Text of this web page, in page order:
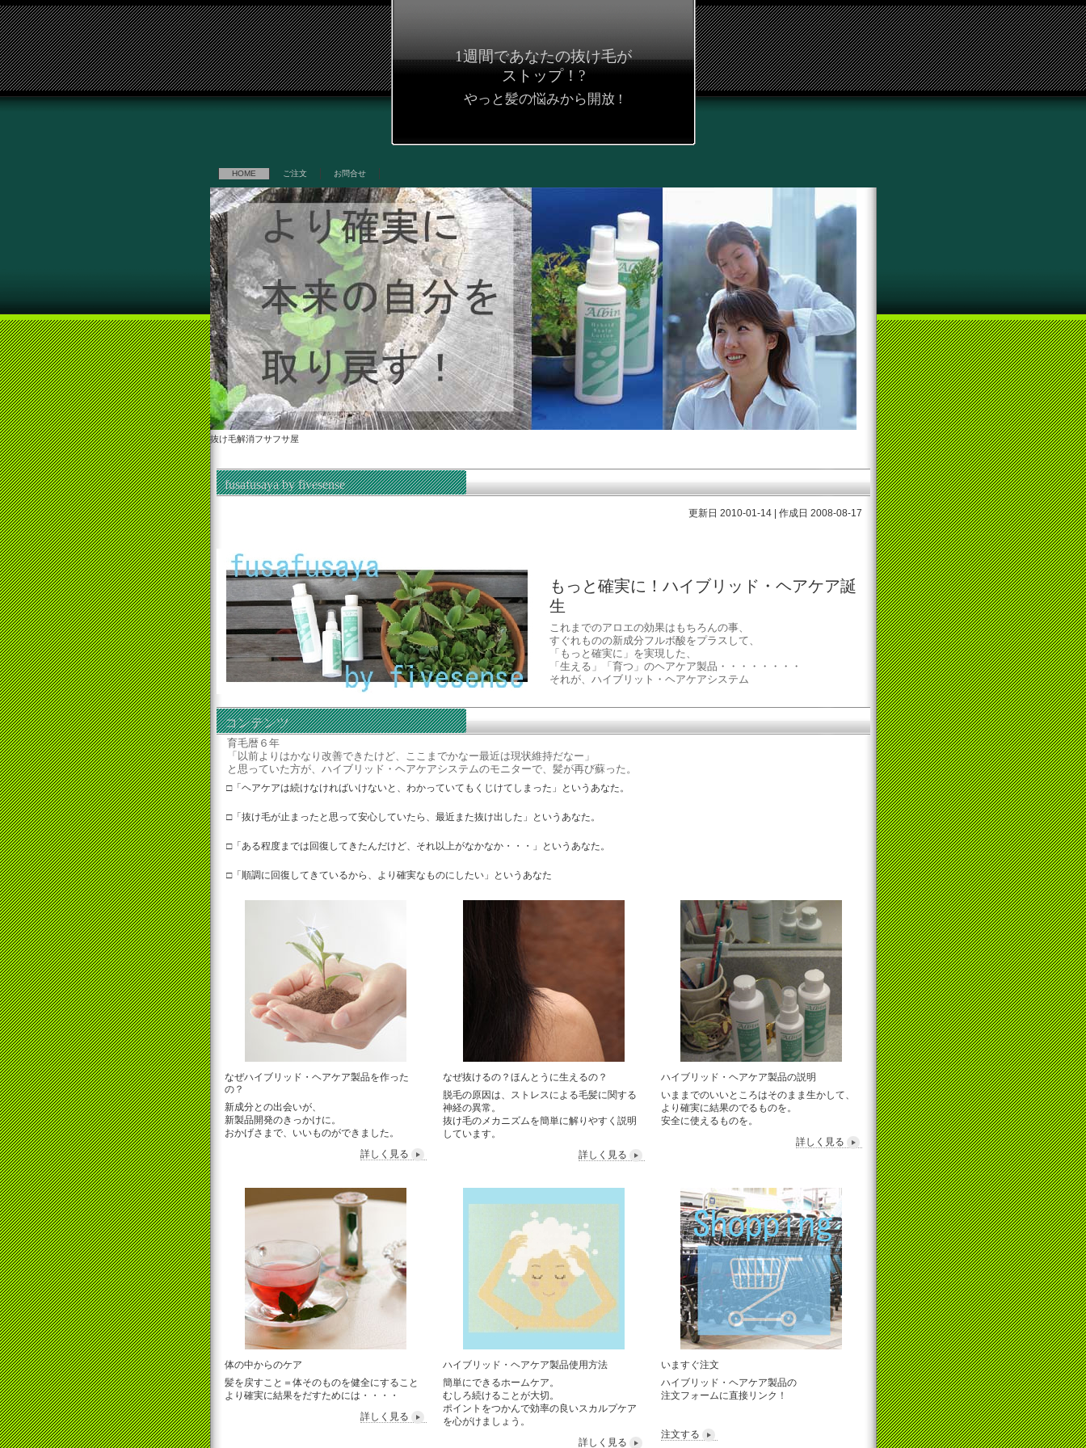
1週間であなたの抜け毛が
ストップ！?
やっと髪の悩みから開放 !
HOME ご注文 お問合せ
抜け毛解消フサフサ屋
fusafusaya by fivesense
更新日 2010-01-14 | 作成日 2008-08-17
もっと確実に！ハイブリッド・ヘアケア誕
生
これまでのアロエの効果はもちろんの事、
すぐれものの新成分フルボ酸をプラスして、
「もっと確実に」を実現した、
「生える」「育つ」のヘアケア製品・・・・・・・・
それが、ハイブリット・ヘアケアシステム
コンテンツ
育毛暦６年
「以前よりはかなり改善できたけど、ここまでかなー最近は現状維持だなー」
と思っていた方が、ハイブリッド・ヘアケアシステムのモニターで、髪が再び蘇った。
□「ヘアケアは続けなければいけないと、わかっていてもくじけてしまった」というあなた。
□「抜け毛が止まったと思って安心していたら、最近また抜け出した」というあなた。
□「ある程度までは回復してきたんだけど、それ以上がなかなか・・・」というあなた。
□「順調に回復してきているから、より確実なものにしたい」というあなた
なぜハイブリッド・ヘアケア製品を作った
の？
新成分との出会いが、
新製品開発のきっかけに。
おかげさまで、いいものができました。
詳しく見る
なぜ抜けるの？ほんとうに生えるの？
脱毛の原因は、ストレスによる毛髪に関する
神経の異常。
抜け毛のメカニズムを簡単に解りやすく説明
しています。
詳しく見る
ハイブリッド・ヘアケア製品の説明
いままでのいいところはそのまま生かして、
より確実に結果のでるものを。
安全に使えるものを。
詳しく見る
体の中からのケア
髪を戻すこと＝体そのものを健全にすること
より確実に結果をだすためには・・・・
詳しく見る
ハイブリッド・ヘアケア製品使用方法
簡単にできるホームケア。
むしろ続けることが大切。
ポイントをつかんで効率の良いスカルプケア
を心がけましょう。
詳しく見る
いますぐ注文
ハイブリッド・ヘアケア製品の
注文フォームに直接リンク！
注文する